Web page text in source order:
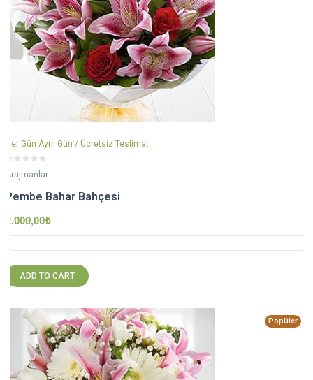
Her Gün Aynı Gün / Ücretsiz Teslimat
Arajmanlar
Pembe Bahar Bahçesi
2.000,00₺
ADD TO CART
Popüler